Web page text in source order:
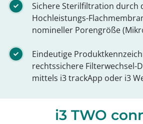
Sichere Sterilfiltration durch
Hochleistungs-
nomineller Porengröße
Eindeutige
rechtssichere Filterwechsel-
mittels i3 trackApp oder i3
i3 TWO